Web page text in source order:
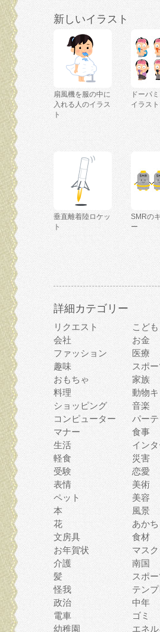
新しいイラスト
扇風機を服の中に
入れる人のイラス
ト
ドーパ
イラスト
垂直離着陸ロケッ
ト
SMRの
ー
詳細カテゴリー
リクエスト こども
会社
お金
ファッション
医療
趣味
スポー
おもちゃ
家族
料理
動物キ
ショッピング
音楽
コンピューター
パーテ
マナー
食事
生活
イン
軽食
災害
受験
恋愛
表情
美術
ペット
美容
本
風景
花
あか
文房具
食材
お年賀状
マスク
介護
南国
髪
スポ
怪我
テンプ
政治
中年
電車
ゴミ
幼稚園
エネ